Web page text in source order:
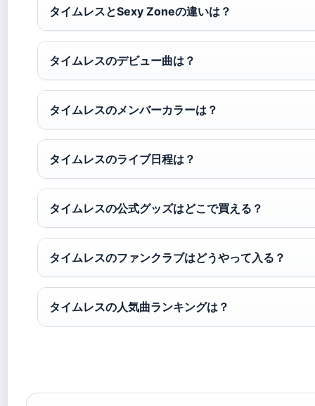
タイムレスとSexy Zoneの違いは？
タイムレスのデビュー曲は？
タイムレスのメンバーカラーは？
タイムレスのライブ日程は？
タイムレスの公式グッズはどこで買える？
タイムレスのファンクラブはどうやって入る？
タイムレスの人気曲ランキングは？